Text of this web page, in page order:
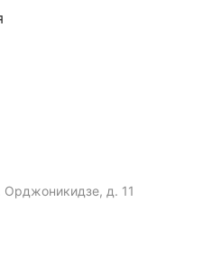
Орджоникидзе, д. 11